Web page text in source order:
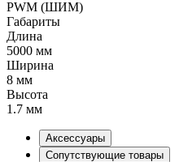
PWM (ШИМ)
Габариты
Длина
5000 мм
Ширина
8 мм
Высота
1.7 мм
Аксессуары
Сопутствующие товары